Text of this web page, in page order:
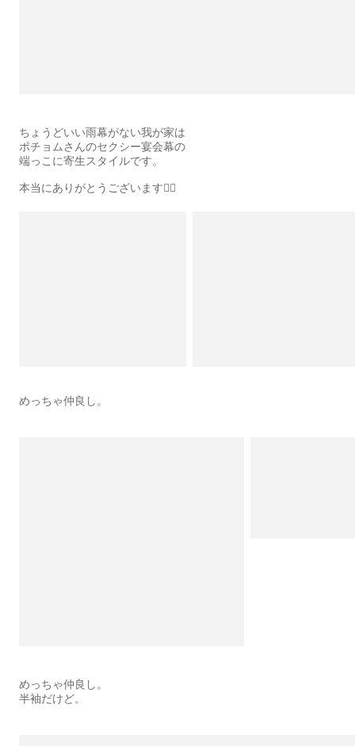
ちょうどいい雨幕がない我が家は
ポチョムさんのセクシー宴会幕の
端っこに寄生スタイルです。
本当にありがとうございます🙇‍♂️
めっちゃ仲良し。
めっちゃ仲良し。
半袖だけど。